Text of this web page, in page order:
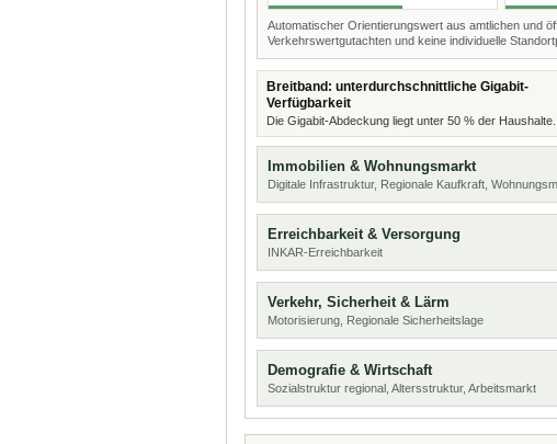
Automatischer Orientierungswert aus amtlichen und
Verkehrswertgutachten und keine individuelle
Breitband: unterdurchschnittliche Gigabit-
Verfügbarkeit
Die Gigabit-Abdeckung liegt unter 50 % der Haushalte.
Immobilien & Wohnungsmarkt
Digitale Infrastruktur, Regionale Kaufkraft,
Erreichbarkeit & Versorgung
INKAR-Erreichbarkeit
Verkehr, Sicherheit & Lärm
Motorisierung, Regionale Sicherheitslage
Demografie & Wirtschaft
Sozialstruktur regional, Altersstruktur, Arbeitsmarkt